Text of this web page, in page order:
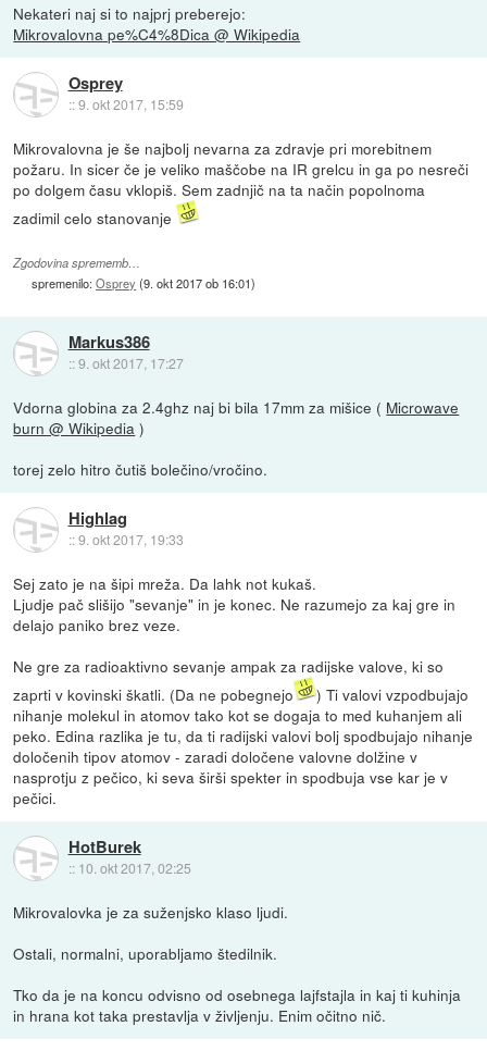
Nekateri naj si to najprj preberejo:
Mikrovalovna pe%C4%8Dica @ Wikipedia
Osprey
::9. okt 2017, 15:59
Mikrovalovna je še najbolj nevarna za zdravje pri morebitnem
požaru. In sicer če je veliko maščobe na IR grelcu in ga po nesreči
po dolgem času vklopiš. Sem zadnjič na ta način popolnoma
zadimil celo stanovanje
Zgodovina sprememb…
spremenilo:Osprey (9. okt 2017 ob 16:01)
Markus386
::9. okt 2017, 17:27
Vdorna globina za 2.4ghz naj bi bila 17mm za mišice ( Microwave
burn @ Wikipedia )
torej zelo hitro čutiš bolečino/vročino.
Highlag
::9. okt 2017, 19:33
Sej zato je na šipi mreža. Da lahk not kukaš.
Ljudje pač slišijo "sevanje" in je konec. Ne razumejo za kaj gre in
delajo paniko brez veze.
Ne gre za radioaktivno sevanje ampak za radijske valove, ki so
zaprti v kovinski škatli. (Da ne pobegnejo
) Ti valovi vzpodbujajo
nihanje molekul in atomov tako kot se dogaja to med kuhanjem ali
peko. Edina razlika je tu, da ti radijski valovi bolj spodbujajo nihanje
določenih tipov atomov - zaradi določene valovne dolžine v
nasprotju z pečico, ki seva širši spekter in spodbuja vse kar je v
pečici.
HotBurek
:: 10. okt 2017, 02:25
Mikrovalovka je za suženjsko klaso ljudi.
Ostali, normalni, uporabljamo štedilnik.
Tko da je na koncu odvisno od osebnega lajfstajla in kaj ti kuhinja
in hrana kot taka prestavlja v življenju. Enim očitno nič.